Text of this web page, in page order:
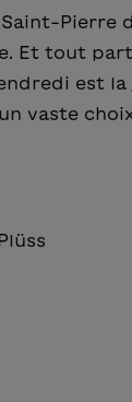
Pierre
Et tout
est la
choix